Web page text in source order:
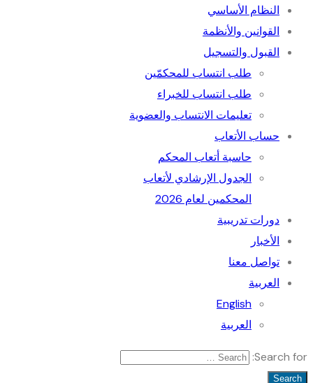
النظام الأساسي
القوانين والأنظمة
القبول والتسجيل
طلب انتساب للمحكمّين
طلب انتساب للخبراء
تعليمات الانتساب والعضوية
حساب الأتعاب
حاسبة أتعاب المحكم
الجدول الإرﺷﺎدي ﻷﺗﻌﺎب
المحكمين لعام 2026
دورات تدريبية
الأخبار
تواصل معنا
العربية
English
العربية
Search for: